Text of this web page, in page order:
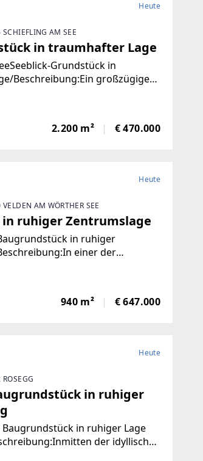
Heute
AM SEE
in traumhafter Lage
Grundstück in
Beschreibung:Ein großzügiges
2.200 m² € 470.000
Heute
AM WÖRTHER SEE
ruhiger Zentrumslage
in ruhiger
einer der
940 m² € 647.000
Heute
in ruhiger
in ruhiger Lage
der idyllischen